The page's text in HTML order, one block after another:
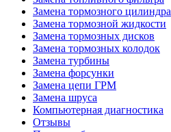
Замена тормозного цилиндра
Замена тормозной жидкости
Замена тормозных дисков
Замена тормозных колодок
Замена турбины
Замена форсунки
Замена цепи ГРМ
Замена шруса
Компьютерная диагностика
Отзывы